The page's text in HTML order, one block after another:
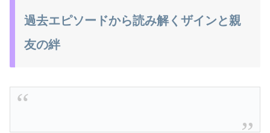
過去エピソードから読み解くザインと親
友の絆